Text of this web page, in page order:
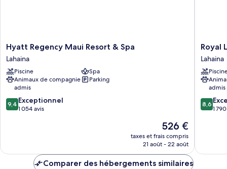
(Mobility
Accessible,
Kukahi)
Hyatt
Regency
Maui
Resort
&
Spa
Lahaina
Hyatt Regency Maui Resort & Spa
Lahaina
Piscine
Spa
Animaux de compagnie
admis
Parking
9.4
sur
9,4 Exceptionnel
1 054 avis
Le
nouveau
prix
de
526 €
taxes et frais compris
21 août - 22 août
Royal
Lahaina
Resort
&
Lahaina
Royal
Lahaina
admis
8.6
sur
8,6
1
Comparer des hébergements similaires